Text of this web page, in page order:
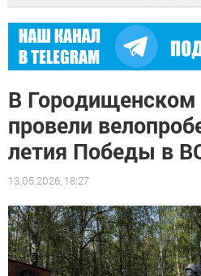
В Городищенском
провели
летия Победы в
13.05.2026, 18:27